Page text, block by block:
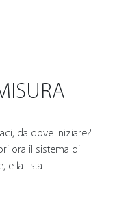
da dove iniziare?
ora il sistema di
e la lista